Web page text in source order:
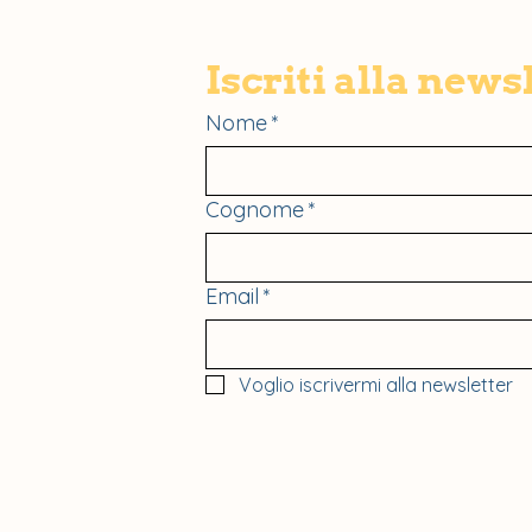
Iscriti alla
Nome*
Cognome*
Email *
Voglio iscrivermi alla newsletter